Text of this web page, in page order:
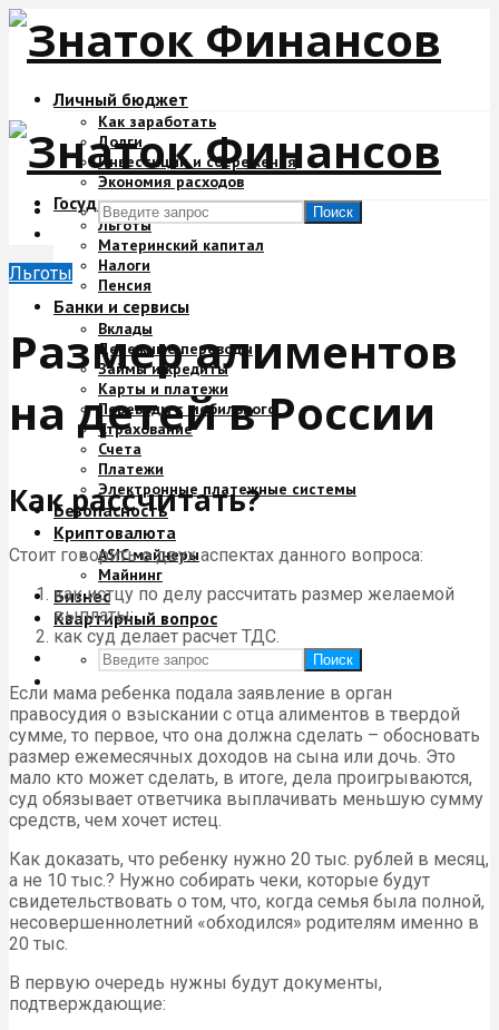
Личный бюджет
Как заработать
Долги
Инвестиции и сбережения
Экономия расходов
Государство и деньги
Льготы
Материнский капитал
Налоги
Пенсия
Банки и сервисы
Вклады
Денежные переводы
Займы и кредиты
Карты и платежи
Переводы с мобильного
Страхование
Счета
Платежи
Электронные платежные системы
Безопасность
Криптовалюта
ASIC майнеры
Майнинг
Бизнес
Квартирный вопрос
Поиск
Поиск
Льготы
Размер алиментов
на детей в России
Как рассчитать?
Стоит говорить о двух аспектах данного вопроса:
как истцу по делу рассчитать размер желаемой
выплаты;
как суд делает расчет ТДС.
Если мама ребенка подала заявление в орган
правосудия о взыскании с отца алиментов в твердой
сумме, то первое, что она должна сделать – обосновать
размер ежемесячных доходов на сына или дочь. Это
мало кто может сделать, в итоге, дела проигрываются,
суд обязывает ответчика выплачивать меньшую сумму
средств, чем хочет истец.
Как доказать, что ребенку нужно 20 тыс. рублей в месяц,
а не 10 тыс.? Нужно собирать чеки, которые будут
свидетельствовать о том, что, когда семья была полной,
несовершеннолетний «обходился» родителям именно в
20 тыс.
В первую очередь нужны будут документы,
подтверждающие: